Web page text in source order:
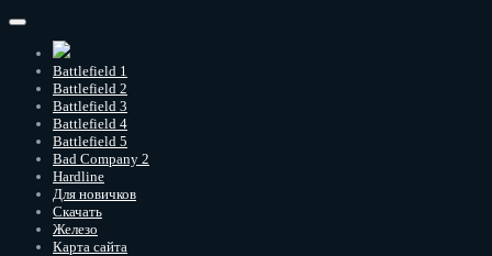
Battlefield 1
Battlefield 2
Battlefield 3
Battlefield 4
Battlefield 5
Bad Company 2
Hardline
Для новичков
Скачать
Железо
Карта сайта